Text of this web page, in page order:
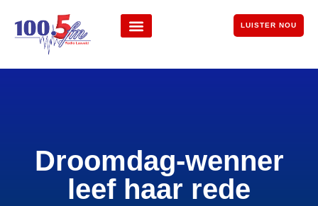
LUISTER NOU
Droomdag-wenner
leef haar rede